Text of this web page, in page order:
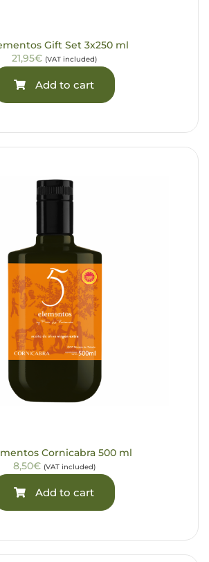
Gift Set 3x250 ml
21,95€ (VAT included)
Add to cart
Cornicabra 500 ml
8,50€ (VAT included)
Add to cart